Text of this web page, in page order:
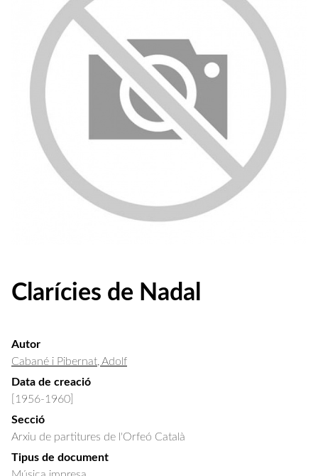
Clarícies de Nadal
Autor
Cabané i Pibernat, Adolf
Data de creació
[1956-1960]
Secció
Arxiu de partitures de l'Orfeó Català
Tipus de document